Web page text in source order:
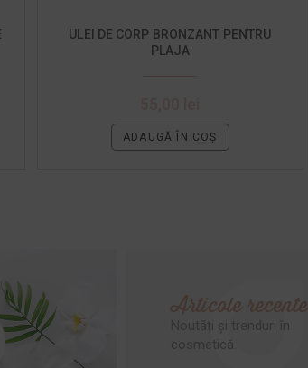
ULEI DE CORP BRONZANT PENTRU
PLAJA
ADAUGĂ ÎN COȘ
Articole recente
Noutăți și trenduri în
cosmetică.